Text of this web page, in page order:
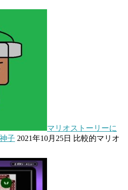
マリオストーリーに
神子 2021年10月25日 比較的マリオ